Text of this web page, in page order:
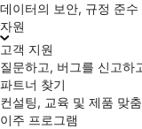
데이터의 보안, 규정 준
자원
고객 지원
질문하고, 버그를 신고하
파트너 찾기
컨설팅, 교육 및 제품 맞
이주 프로그램